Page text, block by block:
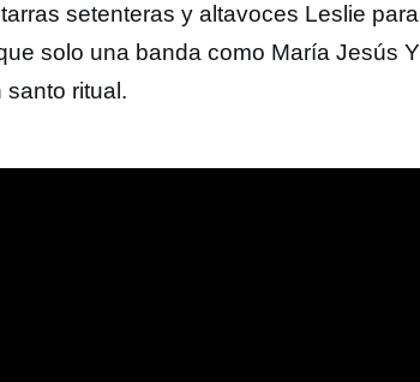
setenteras y altavoces Leslie para
solo una banda como María Jesús Y
santo ritual.